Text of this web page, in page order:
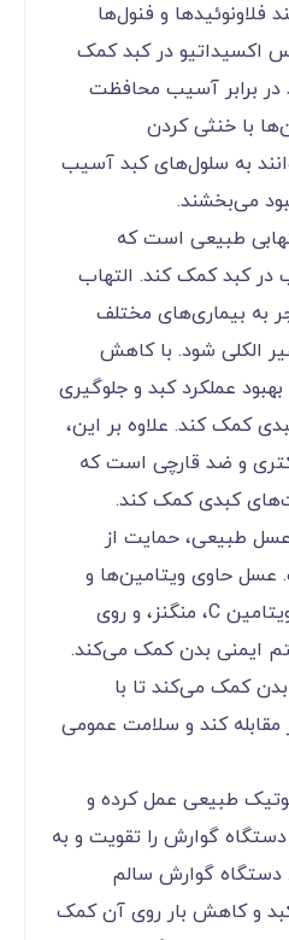
فلاونوئیدها و فنول‌ها
در کبد کمک
در برابر آسیب محافظت
با خنثی کردن
به سلول‌های کبد آسیب
می‌بخشند.
طبیعی است که
در کبد کمک کند. التهاب
به بیماری‌های مختلف
الکلی شود. با کاهش
عملکرد کبد و جلوگیری
کمک کند. علاوه بر این،
و ضد قارچی است که
کبدی کمک کند.
طبیعی، حمایت از
حاوی ویتامین‌ها و
مواد معدنی مهمی مانند ویتامین C، منگنز، و روی
ایمنی بدن کمک می‌کند.
کمک می‌کند تا با
مقابله کند و سلامت عمومی
طبیعی عمل کرده و
گوارش را تقویت و به
گوارش سالم
کبد و کاهش بار روی آن کمک